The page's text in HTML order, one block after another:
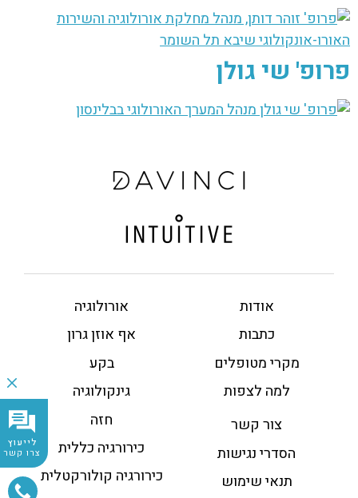
לייעוץ
צרו קשר
פרופ' שי גולן
אודות
כתבות
מקרי מטופלים
למה לצפות
צור קשר
הסדרי נגישות
תנאי שימוש
אורולוגיה
אף אוזן גרון
בקע
גינקולוגיה
חזה
כירורגיה כללית
כירורגיה קולורקטלית